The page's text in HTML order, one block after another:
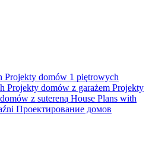
Projekty domów 1 piętrowych
Projekty domów z garażem Projekty
z sutereną House Plans with
Проектирование домов